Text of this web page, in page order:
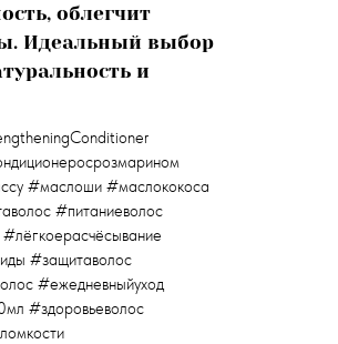
облегчит
Идеальный выбор
и
#маслоши #маслококоса
#питаниеволос
#защитаволос
#ежедневныйуход
#здоровьеволос